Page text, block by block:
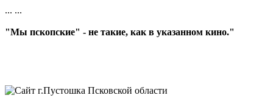
... ...
"Мы пскопские" - не такие, как в указанном кино."